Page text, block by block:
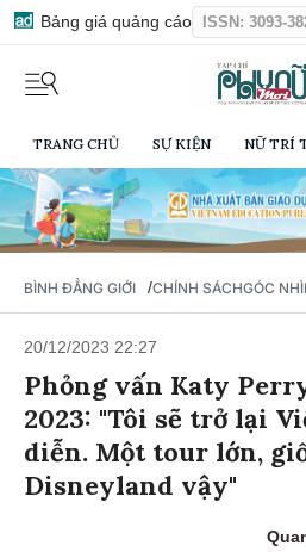
Bảng giá quảng cáo ISSN: 3093-
TRANG CHỦ SỰ KIỆN NỮ TRÍ
BÌNH ĐẲNG GIỚI /CHÍNH SÁCHGÓC
20/12/2023 22:27
Phỏng vấn Katy
2023: "Tôi sẽ trở lại
diễn. Một tour lớn,
Disneyland vậy"